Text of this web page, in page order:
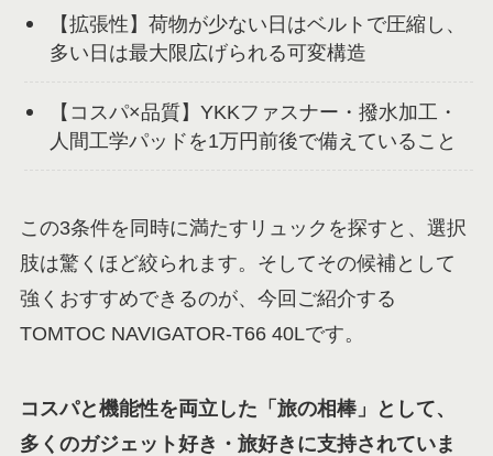
【拡張性】荷物が少ない日はベルトで圧縮し、
多い日は最大限広げられる可変構造
【コスパ×品質】YKKファスナー・撥水加工・
人間工学パッドを1万円前後で備えていること
この3条件を同時に満たすリュックを探すと、選択
肢は驚くほど絞られます。そしてその候補として
強くおすすめできるのが、今回ご紹介する
TOMTOC NAVIGATOR-T66 40Lです。
コスパと機能性を両立した「旅の相棒」として、
多くのガジェット好き・旅好きに支持されていま